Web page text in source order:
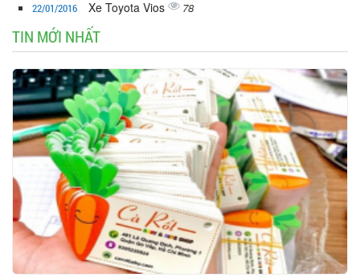
22/01/2016 Xe Toyota Vios 78
TIN MỚI NHẤT